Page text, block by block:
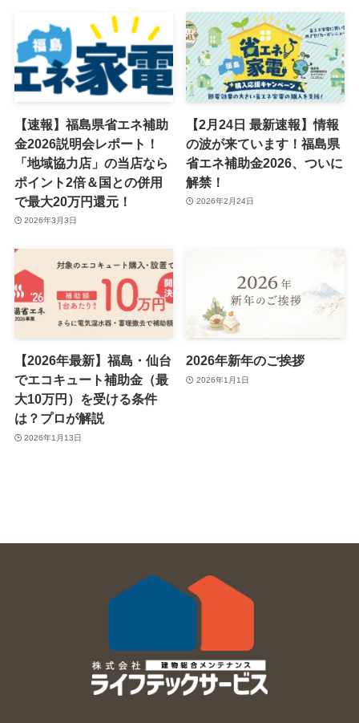
【速報】福島県省エネ補助
金2026説明会レポート！
「地域協力店」の当店なら
ポイント2倍＆国との併用
で最大20万円還元！
2026年3月3日
【2月24日 最新速報】情報
の波が来ています！福島県
省エネ補助金2026、ついに
解禁！
2026年2月24日
【2026年最新】福島・仙台
でエコキュート補助金（最
大10万円）を受ける条件
は？プロが解説
2026年1月13日
2026年新年のご挨拶
2026年1月1日